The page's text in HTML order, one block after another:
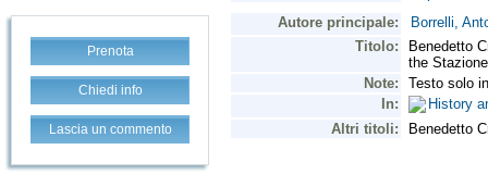
Prenota
Chiedi info
Lascia un commento